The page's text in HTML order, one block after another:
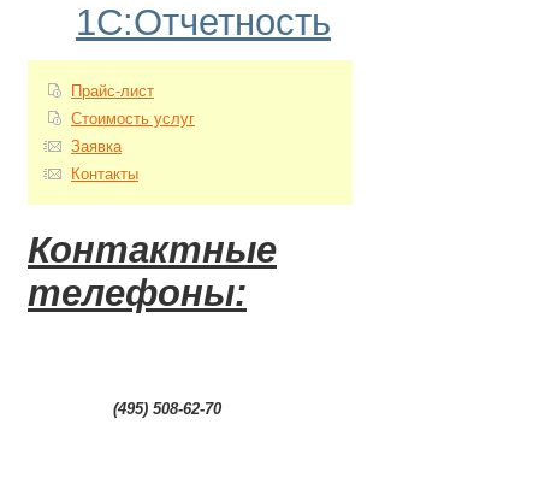
1С:Отчетность
Прайс-лист
Стоимость услуг
Заявка
Контакты
Контактные
телефоны:
(495) 508-62-70